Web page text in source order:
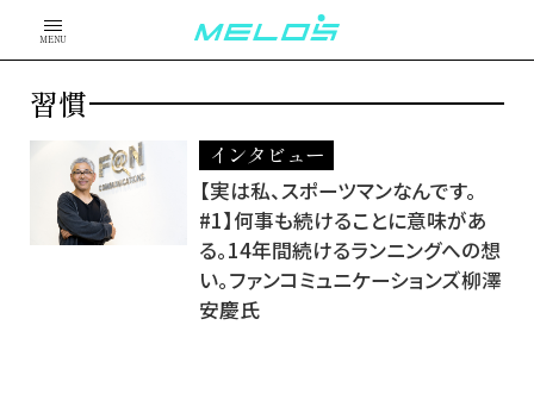
MENU
習慣
インタビュー
【実は私、スポーツマンなんです。
#1】何事も続けることに意味があ
る。14年間続けるランニングへの想
い。ファンコミュニケーションズ柳澤
安慶氏